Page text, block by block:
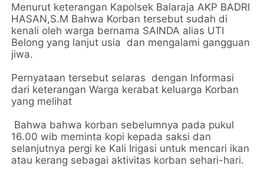
Menurut keterangan Kapolsek Balaraja AKP BADRI
HASAN,S.M Bahwa Korban tersebut sudah di
kenali oleh warga bernama SAINDA alias UTI
Belong yang lanjut usia dan mengalami gangguan
jiwa.
Pernyataan tersebut selaras dengan Informasi
dari keterangan Warga kerabat keluarga Korban
yang melihat
Bahwa bahwa korban sebelumnya pada pukul
16.00 wib meminta kopi kepada saksi dan
selanjutnya pergi ke Kali Irigasi untuk mencari ikan
atau kerang sebagai aktivitas korban sehari-hari.